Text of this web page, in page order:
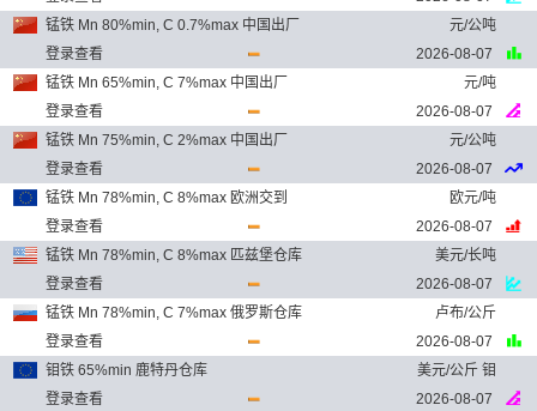
锰铁 Mn 80%min, C 0.7%max 中国出厂
元/公吨
登录查看
2026-08-07
锰铁 Mn 65%min, C 7%max 中国出厂
元/吨
登录查看
2026-08-07
锰铁 Mn 75%min, C 2%max 中国出厂
元/公吨
登录查看
2026-08-07
锰铁 Mn 78%min, C 8%max 欧洲交到
欧元/吨
登录查看
2026-08-07
锰铁 Mn 78%min, C 8%max 匹兹堡仓库
美元/长吨
登录查看
2026-08-07
锰铁 Mn 78%min, C 7%max 俄罗斯仓库
卢布/公斤
登录查看
2026-08-07
钼铁 65%min 鹿特丹仓库
美元/公斤 钼
登录查看
2026-08-07